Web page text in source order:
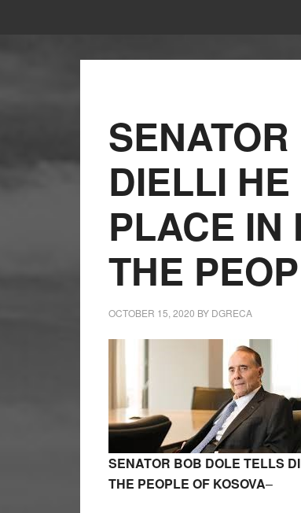
DIELLI
PLACE IN
THE
OCTOBER 15, 2020 BY DGRECA
SENATOR BOB DOLE TELLS
THE PEOPLE OF KOSOVA–